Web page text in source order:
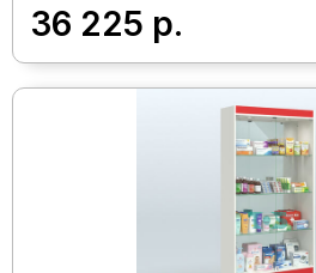
36 225 р.